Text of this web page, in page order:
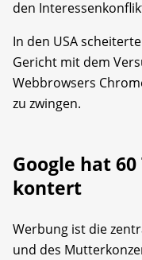
den
In den USA
Gericht mit dem
Webbrowsers
zu zwingen.
Google hat
kontert
Werbung ist die
und des